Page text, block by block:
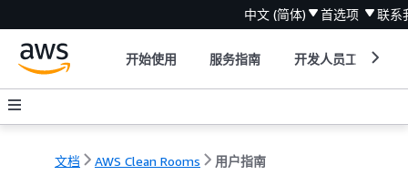
中文 (简体) 首选项 联系
开始使用 服务指南 开发人员工具
文档 AWS Clean Rooms 用户指南